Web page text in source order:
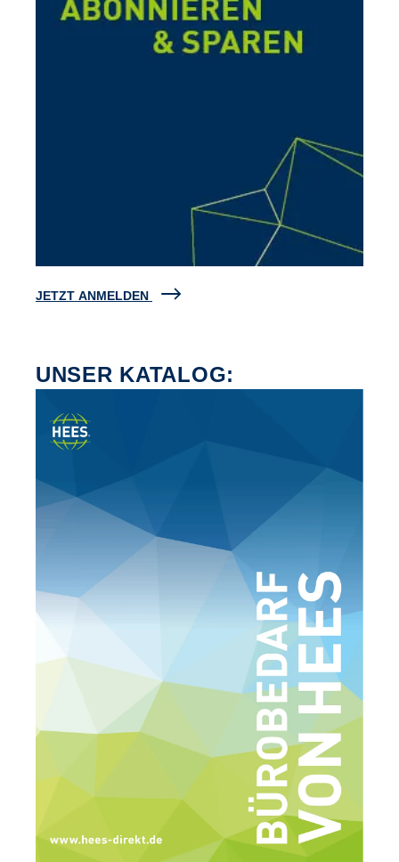
JETZT ANMELDEN
UNSER KATALOG: